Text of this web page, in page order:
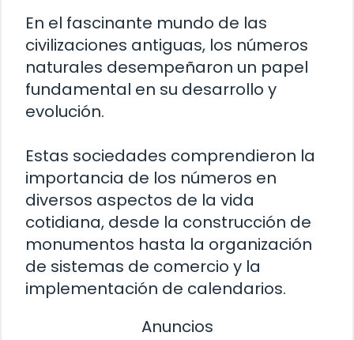
En el fascinante mundo de las
civilizaciones antiguas, los números
naturales desempeñaron un papel
fundamental en su desarrollo y
evolución.
Estas sociedades comprendieron la
importancia de los números en
diversos aspectos de la vida
cotidiana, desde la construcción de
monumentos hasta la organización
de sistemas de comercio y la
implementación de calendarios.
Anuncios